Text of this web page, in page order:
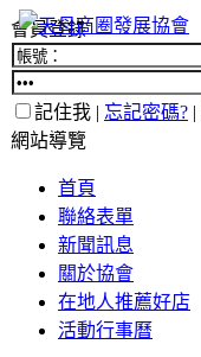
會員登錄
記住我 | 忘記密碼? |
網站導覽
首頁
聯絡表單
新聞訊息
關於協會
在地人推薦好店
活動行事曆